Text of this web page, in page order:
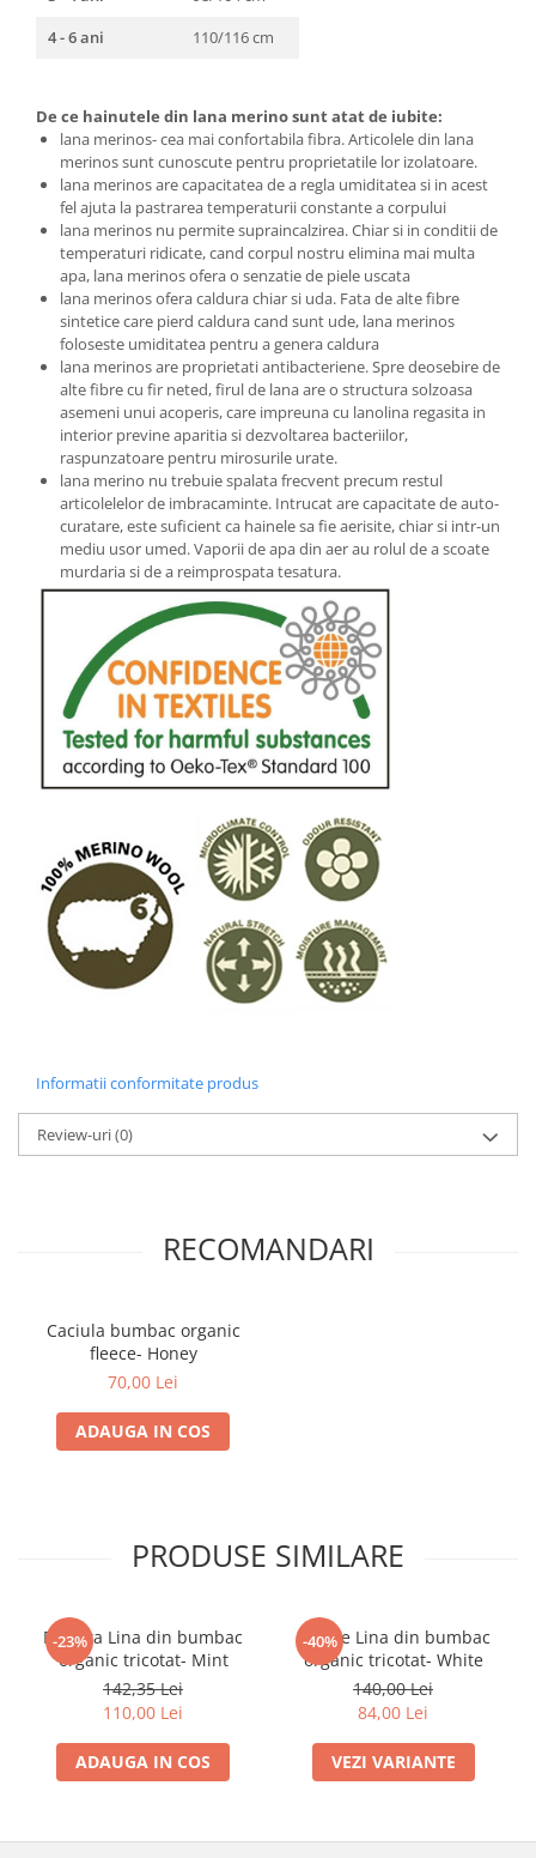
4 - 6 ani
110/116 cm
De ce hainutele din lana merino sunt atat de iubite:
lana merinos- cea mai confortabila fibra. Articolele din lana
merinos sunt cunoscute pentru proprietatile lor izolatoare.
lana merinos are capacitatea de a regla umiditatea si in acest
fel ajuta la pastrarea temperaturii constante a corpului
lana merinos nu permite supraincalzirea. Chiar si in conditii de
temperaturi ridicate, cand corpul nostru elimina mai multa
apa, lana merinos ofera o senzatie de piele uscata
lana merinos ofera caldura chiar si uda. Fata de alte fibre
sintetice care pierd caldura cand sunt ude, lana merinos
foloseste umiditatea pentru a genera caldura
lana merinos are proprietati antibacteriene. Spre deosebire de
alte fibre cu fir neted, firul de lana are o structura solzoasa
asemeni unui acoperis, care impreuna cu lanolina regasita in
interior previne aparitia si dezvoltarea bacteriilor,
raspunzatoare pentru mirosurile urate.
lana merino nu trebuie spalata frecvent precum restul
articolelelor de imbracaminte. Intrucat are capacitate de auto-
curatare, este suficient ca hainele sa fie aerisite, chiar si intr-un
mediu usor umed. Vaporii de apa din aer au rolul de a scoate
murdaria si de a reimprospata tesatura.
Informatii conformitate produs
Review-uri(0)
RECOMANDARI
Caciula bumbac organic
fleece- Honey
70,00 Lei
ADAUGA IN COS
PRODUSE SIMILARE
-23%
Rochita Lina din bumbac
organic tricotat- Mint
142,35 Lei
110,00 Lei
ADAUGA IN COS
-40%
Rochie Lina din bumbac
organic tricotat- White
140,00 Lei
84,00 Lei
VEZI VARIANTE